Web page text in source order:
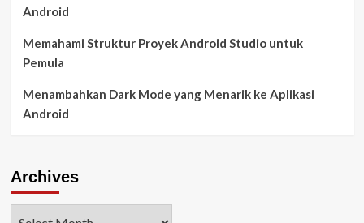
Android
Memahami Struktur Proyek Android Studio untuk
Pemula
Menambahkan Dark Mode yang Menarik ke Aplikasi
Android
Archives